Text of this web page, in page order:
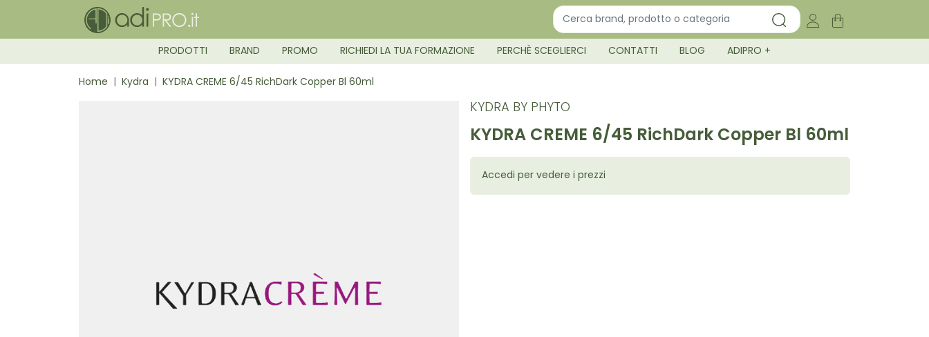
PRODOTTI BRAND PROMO RICHIEDI LA TUA FORMAZIONE PERCHÈ SCEGLIERCI CONTATTI BLOG ADIPRO +
Home Kydra KYDRA CREME 6/45 RichDark Copper Bl 60ml
KYDRA BY PHYTO
KYDRA CREME 6/45 RichDark Copper Bl 60ml
Accedi per vedere i prezzi